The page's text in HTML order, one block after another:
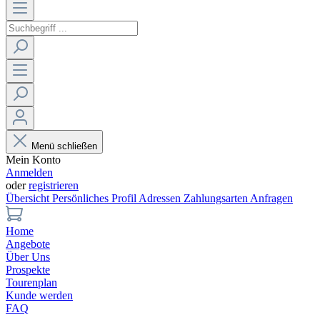
Menü schließen
Mein Konto
Anmelden
oderregistrieren
Übersicht Persönliches Profil Adressen Zahlungsarten Anfragen
Home
Angebote
Über Uns
Prospekte
Tourenplan
Kunde werden
FAQ